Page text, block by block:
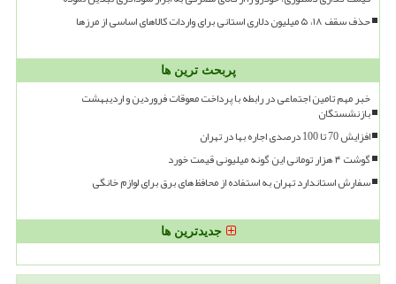
حذف سقف ۱۸، ۵ میلیون دلاری استانی برای واردات کالاهای اساسی از مرزها
پربحث ترین ها
خبر مهم تامین اجتماعی در رابطه با پرداخت معوقات فروردین و اردیبهشت
بازنشستگان
افزایش 70 تا 100 درصدی اجاره بها در تهران
گوشت ۴ هزار تومانی این گونه میلیونی قیمت خورد
سفارش استاندارد تهران به استفاده از محافظ های برق برای لوازم خانگی
جدیدترین ها